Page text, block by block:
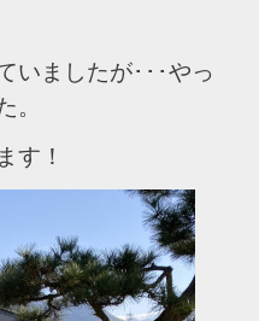
いましたが･･･やっ
。
す！